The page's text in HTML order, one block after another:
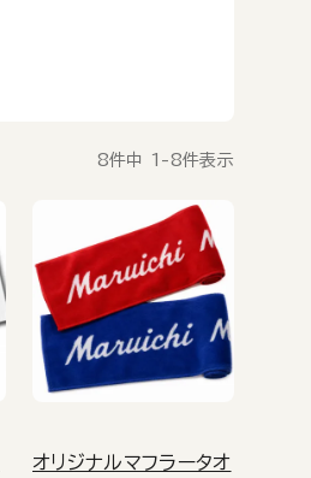
8件中 1 -8件表示
オリジナルマフラータオ